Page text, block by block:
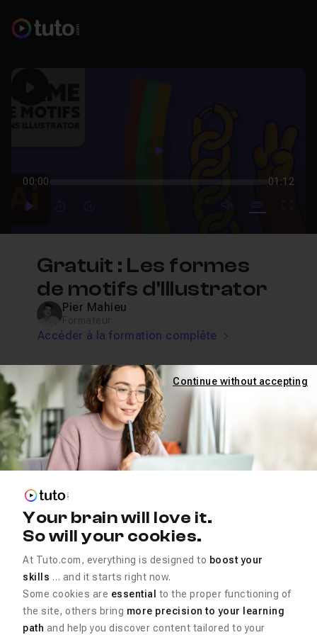
Play
00:00 01:12
PlayForwardForward mute video
Subtitles
Gratuit : Les formes
de motifs d'Illustrator
Pier Mahieu
Accéder à la formation complète